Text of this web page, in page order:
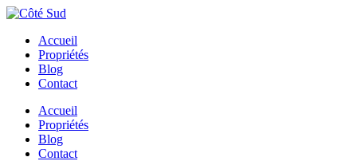
Accueil
Propriétés
Blog
Contact
Accueil
Propriétés
Blog
Contact